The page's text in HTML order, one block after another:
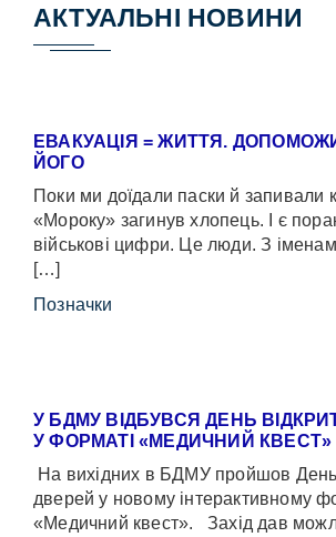
АКТУАЛЬНІ НОВИНИ
ЕВАКУАЦІЯ = ЖИТТЯ.
ЙОГО
Поки ми доїдали паски й
«Мороку» загинув хлопець. І є
військові цифри. Це люди. З
[…]
Позначки
У БДМУ ВІДБУВСЯ ДЕНЬ
У ФОРМАТІ «МЕДИЧНИЙ КВЕСТ»
На вихідних в БДМУ пройшов День
дверей у новому інтерактивному
«Медичний квест». Захід дав